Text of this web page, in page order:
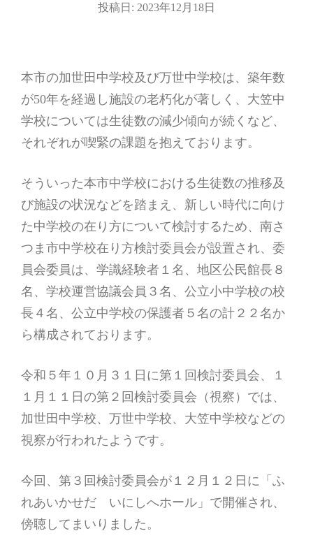
投稿日: 2023年12月18日
本市の加世田中学校及び万世中学校は、築年数
が50年を経過し施設の老朽化が著しく、大笠中
学校については生徒数の減少傾向が続くなど、
それぞれが喫緊の課題を抱えております。
そういった本市中学校における生徒数の推移及
び施設の状況などを踏まえ、新しい時代に向け
た中学校の在り方について検討するため、南さ
つま市中学校在り方検討委員会が設置され、委
員会委員は、学識経験者１名、地区公民館長８
名、学校運営協議会員３名、公立小中学校の校
長４名、公立中学校の保護者５名の計２２名か
ら構成されております。
令和５年１０月３１日に第１回検討委員会、１
１月１１日の第２回検討委員会（視察）では、
加世田中学校、万世中学校、大笠中学校などの
視察が行われたようです。
今回、第３回検討委員会が１２月１２日に「ふ
れあいかせだ いにしへホール」で開催され、
傍聴してまいりました。